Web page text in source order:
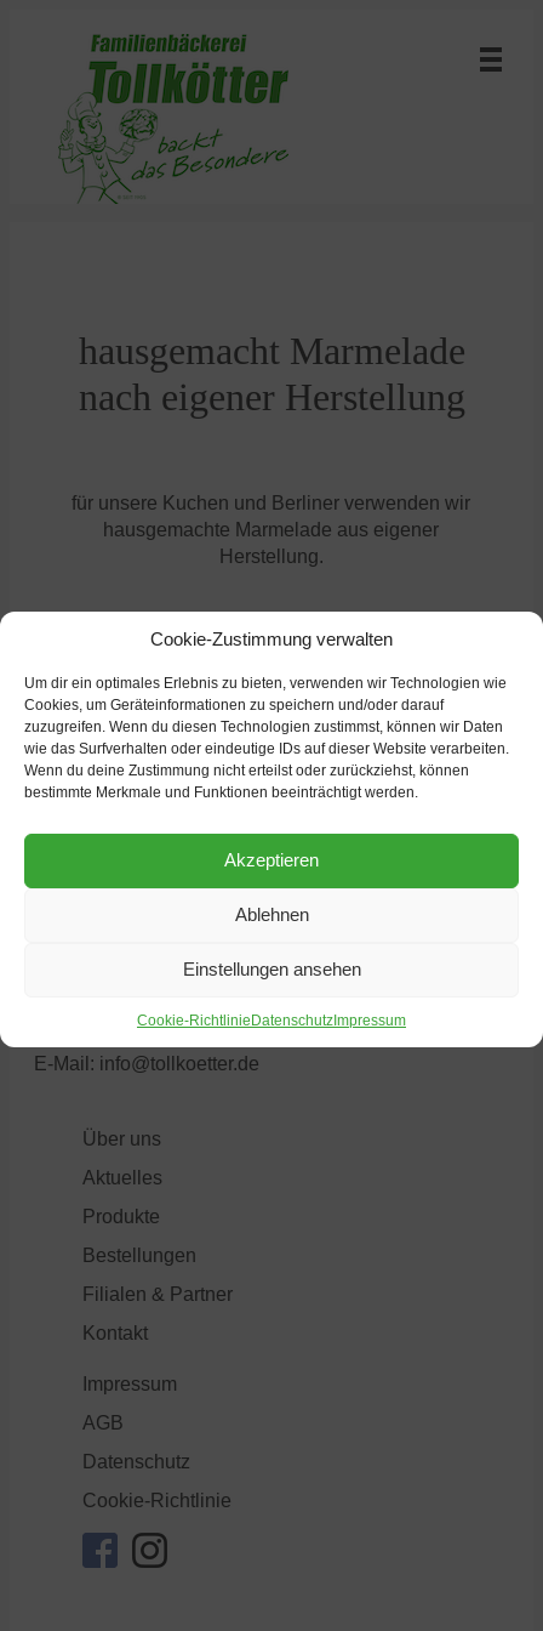
Cookie-Zustimmung verwalten
Um dir ein optimales Erlebnis zu bieten, verwenden wir Technologien wie
Cookies, um Geräteinformationen zu speichern und/oder darauf
zuzugreifen. Wenn du diesen Technologien zustimmst, können wir Daten
wie das Surfverhalten oder eindeutige IDs auf dieser Website verarbeiten.
Wenn du deine Zustimmung nicht erteilst oder zurückziehst, können
bestimmte Merkmale und Funktionen beeinträchtigt werden.
Akzeptieren
Ablehnen
Einstellungen ansehen
Cookie-RichtlinieDatenschutzImpressum
hausgemacht Marmelade
nach eigener Herstellung
für unsere Kuchen und Berliner verwenden wir
hausgemachte Marmelade aus eigener
Herstellung.
48163 Münster
E-Mail: info@tollkoetter.de
Über uns
Aktuelles
Produkte
Bestellungen
Filialen & Partner
Kontakt
Impressum
AGB
Datenschutz
Cookie-Richtlinie